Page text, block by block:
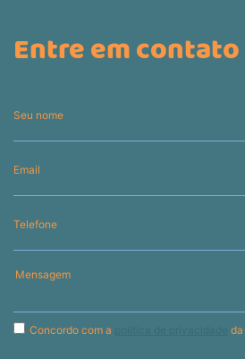
Entre em contato
Seu nome
Email
Telefone
Concordo com a